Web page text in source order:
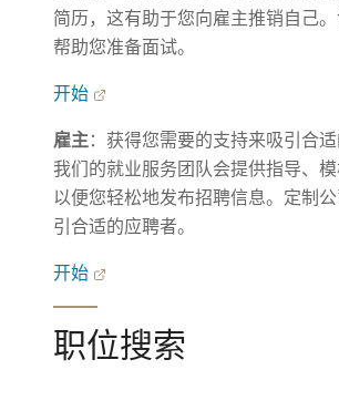
简历，这有助于您向雇主推销自己
帮助您准备面试。
开始
雇主 ：获得您需要的支持来吸引合适
我们的就业服务团队会提供指导、模
以便您轻松地发布招聘信息。定制
引合适的应聘者。
开始
职位搜索